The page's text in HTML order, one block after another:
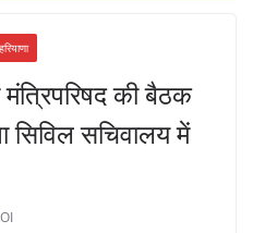
हरियाणा
की बैठक
सिविल सचिवालय में